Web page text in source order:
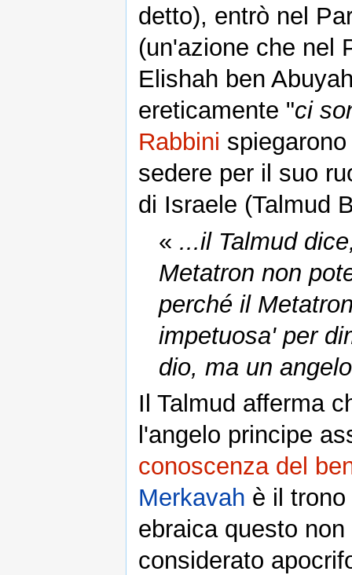
detto), entrò nel
(un'azione che nel
Elishah ben
ereticamente "ci
Rabbini
sedere per il suo
di Israele (Talmud
« ...il Talmud
Metatron non
perché il
impetuosa' per
dio, ma un
Il Talmud afferma
l'angelo principe
conoscenza del
Merkavah è il
ebraica questo
considerato